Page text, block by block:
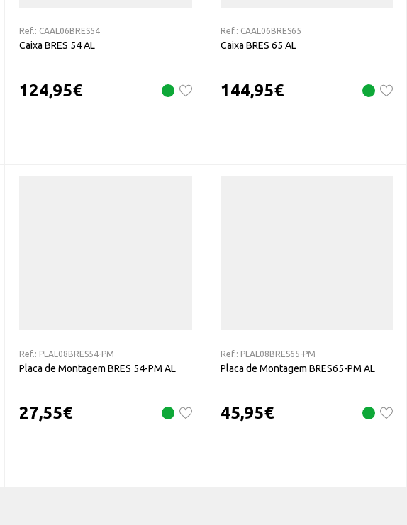
Ref.: CAAL06BRES54
Caixa BRES 54 AL
124,95€
Ref.: CAAL06BRES65
Caixa BRES 65 AL
144,95€
Ref.: PLAL08BRES54-PM
Placa de Montagem BRES 54-PM AL
27,55€
Ref.: PLAL08BRES65-PM
Placa de Montagem BRES65-PM AL
45,95€